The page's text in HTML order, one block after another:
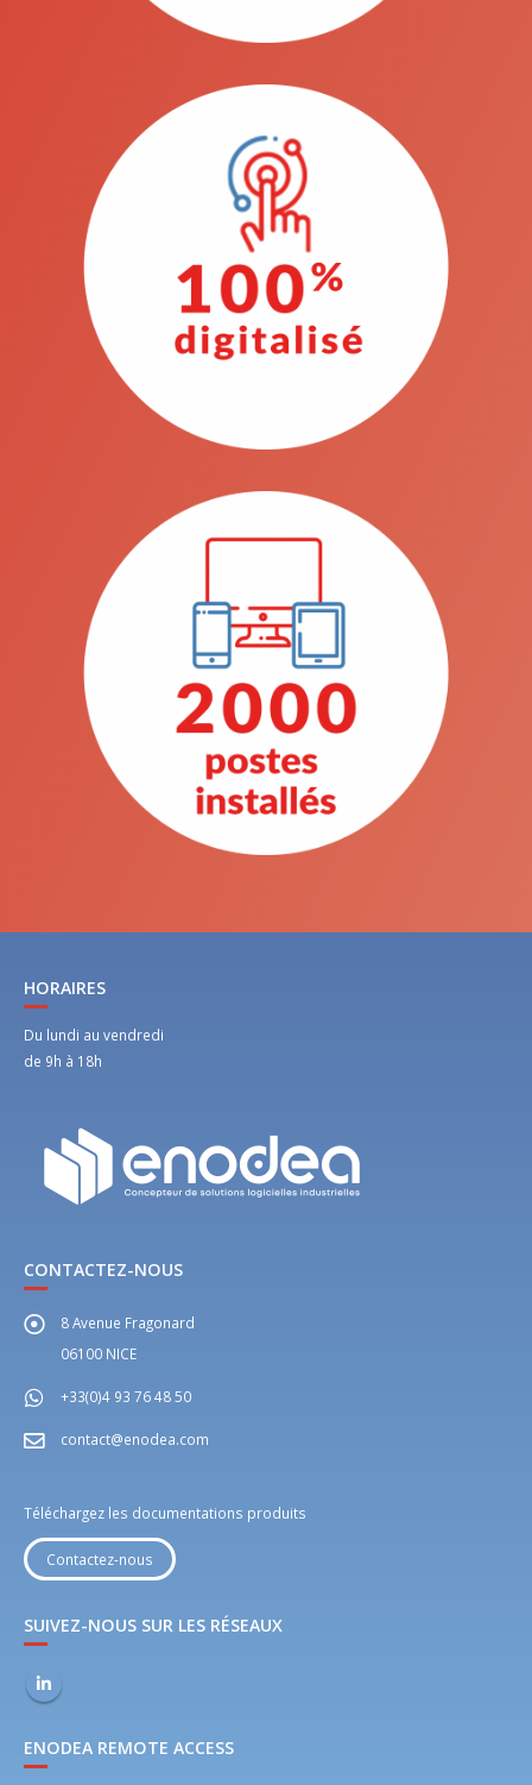
HORAIRES
Du lundi au vendredi
de 9h à 18h
CONTACTEZ-NOUS
8 Avenue Fragonard
06100 NICE
+33(0)4 93 76 48 50
contact@enodea.com
Téléchargez les documentations produits
Contactez-nous
SUIVEZ-NOUS SUR LES RÉSEAUX
ENODEA REMOTE ACCESS